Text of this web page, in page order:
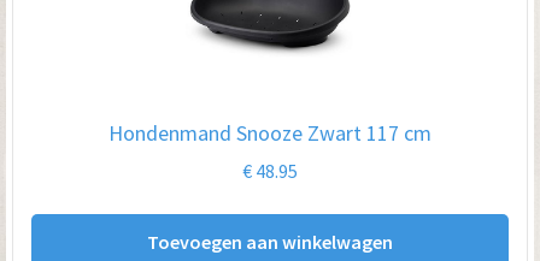
Hondenmand Snooze Zwart 117 cm
€ 48.95
Toevoegen aan winkelwagen